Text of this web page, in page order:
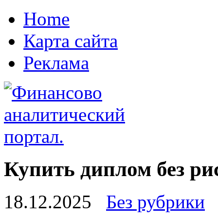
Home
Карта сайта
Реклама
Купить диплом без
18.12.2025
Без рубрики